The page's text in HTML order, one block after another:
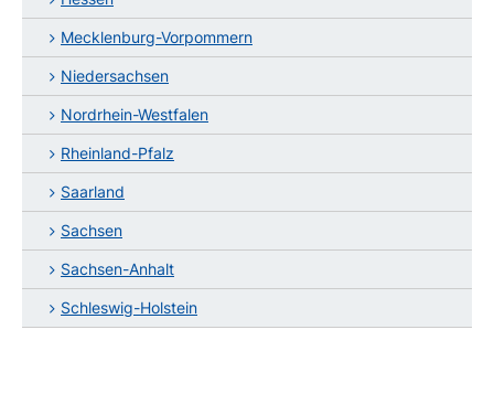
Mecklenburg-Vorpommern
Niedersachsen
Nordrhein-Westfalen
Rheinland-Pfalz
Saarland
Sachsen
Sachsen-Anhalt
Schleswig-Holstein